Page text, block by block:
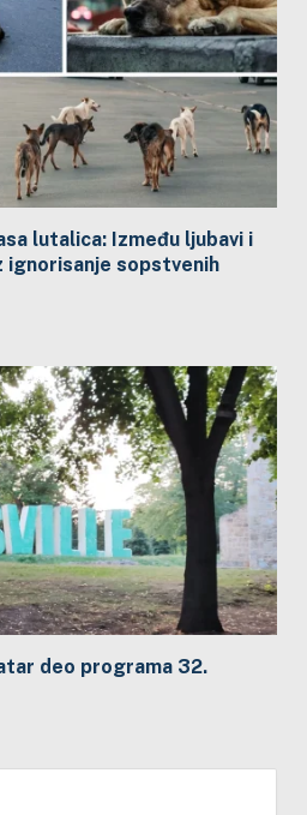
lutalica: Između ljubavi i
ignorisanje sopstvenih
deo programa 32.